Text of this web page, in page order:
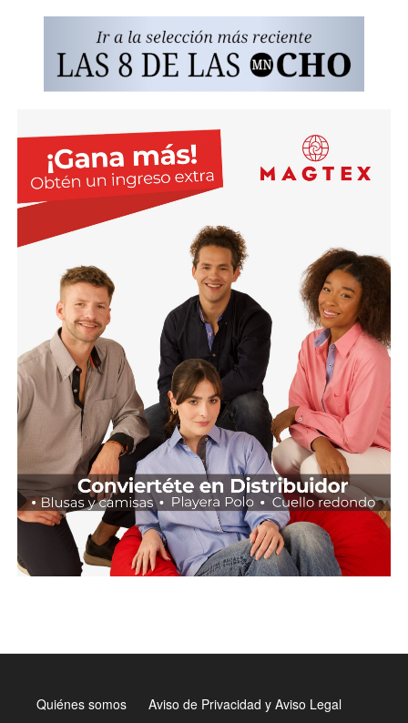
Quiénes somos Aviso de Privacidad y Aviso Legal